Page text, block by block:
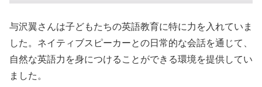
与沢翼さんは子どもたちの英語教育に特に力を入れていま
した。ネイティブスピーカーとの日常的な会話を通じて、
自然な英語力を身につけることができる環境を提供してい
ました。